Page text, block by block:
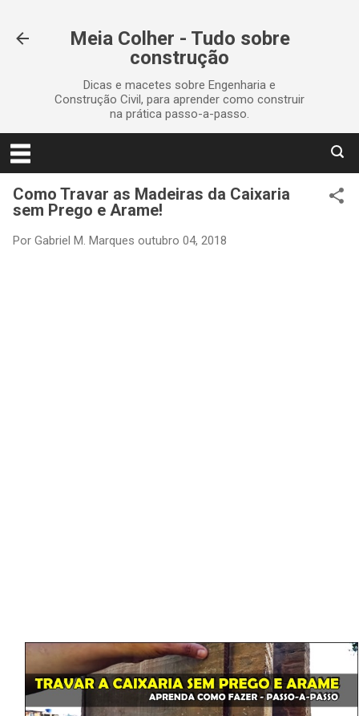
Meia Colher - Tudo sobre
construção
Dicas e macetes sobre Engenharia e
Construção Civil, para aprender como construir
na prática passo-a-passo.
Como Travar as Madeiras da Caixaria
sem Prego e Arame!
Por Gabriel M. Marques outubro 04, 2018